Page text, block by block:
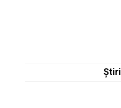
Știri